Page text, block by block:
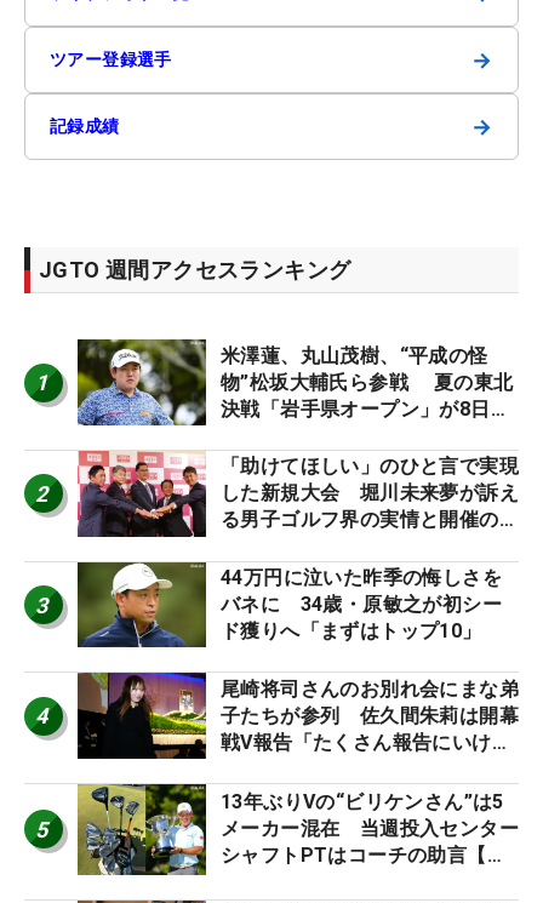
ツアー登録選手 →
記録成績 →
JGTO 週間アクセスランキング
1
米澤蓮、丸山茂樹、“平成の怪
物”松坂大輔氏ら参戦 夏の東北
決戦「岩手県オープン」が8日開
2
「助けてほしい」のひと言で実現
した新規大会 堀川未来夢が訴え
る男子ゴルフ界の実情と開催の舞
3
44万円に泣いた昨季の悔しさを
バネに 34歳・原敏之が初シー
ド獲りへ「まずはトップ10」
4
尾崎将司さんのお別れ会にまな弟
子たちが参列 佐久間朱莉は開幕
戦V報告「たくさん報告にいける
5
13年ぶりVの“ビリケンさん”は5
メーカー混在 当週投入センター
シャフトPTはコーチの助言【勝